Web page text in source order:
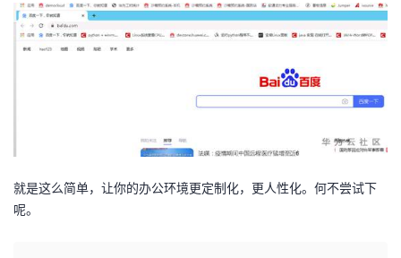
就是这么简单，让你的办公环境更定制化，更人性化。何不尝试下
呢。